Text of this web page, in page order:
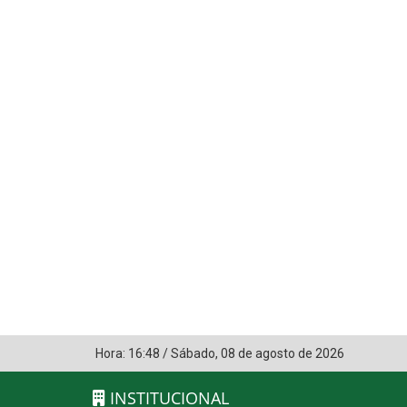
Hora: 16:48 /Sábado, 08 de agosto de 2026
INSTITUCIONAL